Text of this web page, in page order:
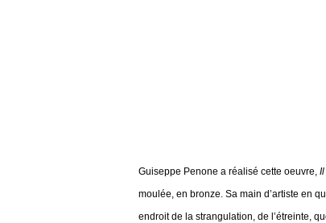
Guiseppe Penone a réalisé cette oeuvre,
moulée, en bronze. Sa main d’artiste en
endroit de la strangulation, de l’étreinte,